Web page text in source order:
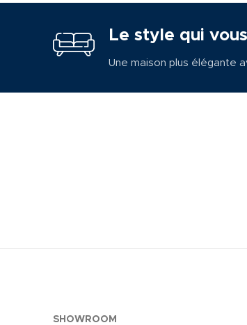
Le style qui
Une maison plus élégante
SHOWROOM